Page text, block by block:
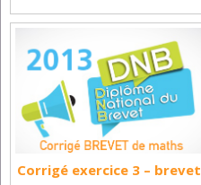
Corrigé exercice 3 – brevet